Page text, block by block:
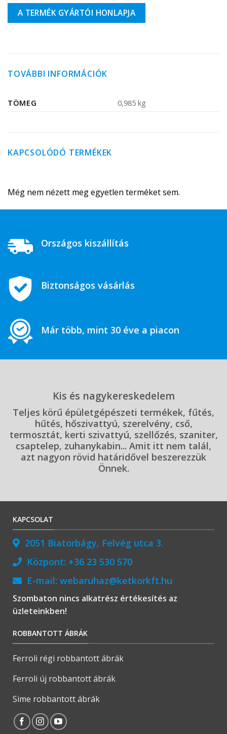
A TERMÉK GYÁRTÓI HONLAPJA
TOVÁBBI INFORMÁCIÓK
TÖMEG 0,985 kg
KAPCSOLÓDÓ TERMÉKEK
Még nem nézett meg egyetlen terméket sem.
Országos kiszállítás
Biztonságos vásárlás
Már több, mint 30 éve a piacon
Kis és nagykereskedelem
Teljes körű épületgépészeti termékek, fűtés,
hűtés, hőszivattyú, szerelvény, cső,
termosztát, kerti szivattyú, szellőzés, szaniter,
csaptelep, zuhanykabin... Amit itt nem talál,
azt nagyon rövid határidővel beszerezzük
Önnek.
KAPCSOLAT
2051 Biatorbágy, Felvég utca 3.
Központ: +36 23 530 570
E-mail: webaruhaz@ketkorkft.hu
Szombaton nincs alkatrész értékesítés az
üzleteinkben!
ROBBANTOTT ÁBRÁK
Ferroli régi robbantott ábrák
Ferroli új robbantott ábrák
Sime robbantott ábrák